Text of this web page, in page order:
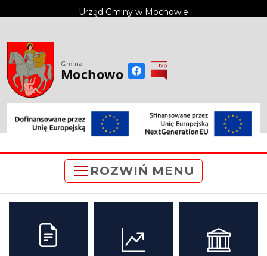
treści
Urząd Gminy w Mochowie
Gmina
Mochowo
ROZWIŃ MENU